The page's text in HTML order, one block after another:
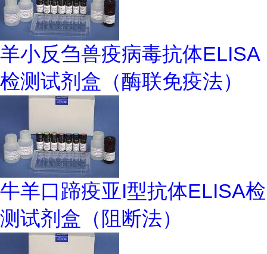
羊小反刍兽疫病毒抗体ELISA
检测试剂盒（酶联免疫法）
牛羊口蹄疫亚I型抗体ELISA检
测试剂盒（阻断法）